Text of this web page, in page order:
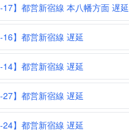
17】都営新宿線 本八幡方面 遅延
16】都営新宿線 遅延
14】都営新宿線 遅延
27】都営新宿線 遅延
24】都営新宿線 遅延